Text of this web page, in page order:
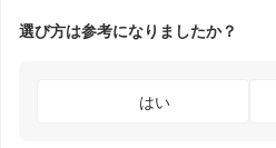
選び方は参考になりましたか？
はい